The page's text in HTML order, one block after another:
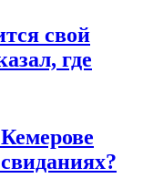
свой
где